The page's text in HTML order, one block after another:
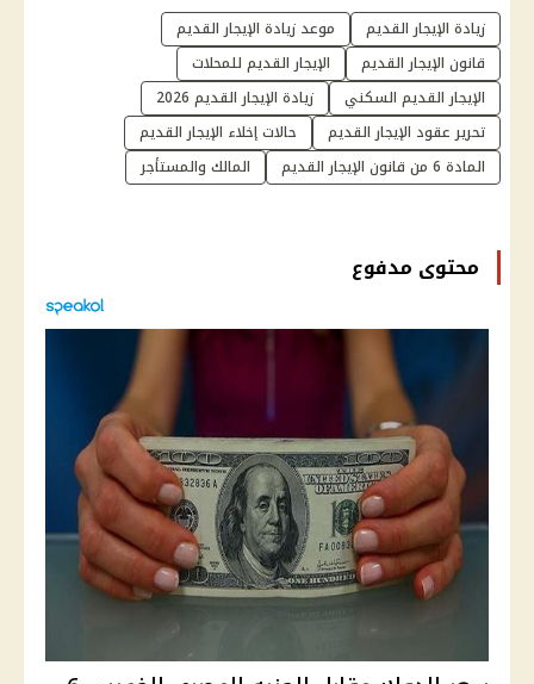
زيادة الإيجار القديم
موعد زيادة الإيجار القديم
قانون الإيجار القديم
الإيجار القديم للمحلات
الإيجار القديم السكني
زيادة الإيجار القديم 2026
تحرير عقود الإيجار القديم
حالات إخلاء الإيجار القديم
المادة 6 من قانون الإيجار القديم
المالك والمستأجر
محتوى مدفوع